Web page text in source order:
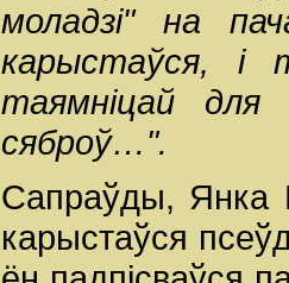
моладзі" на
карыстаўся, і
таямніцай
сяброў…".
Сапраўды, Янка
карыстаўся